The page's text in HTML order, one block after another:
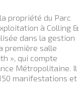
propriété du Parc
à Colling &
dans la gestion
première salle
», qui compte
Métropolitaine. Il
manifestations et